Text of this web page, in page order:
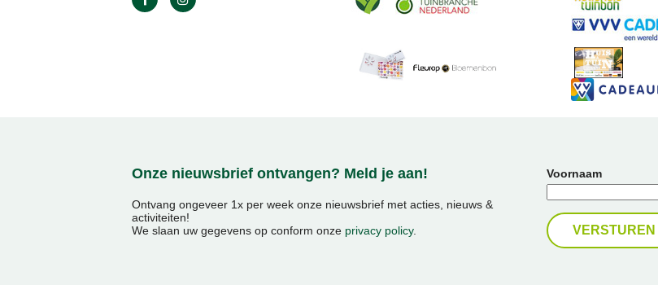
Onze nieuwsbrief ontvangen? Meld je aan!
Ontvang ongeveer 1x per week onze nieuwsbrief met acties, nieuws &
activiteiten!
We slaan uw gegevens op conform onze privacy policy.
Voornaam